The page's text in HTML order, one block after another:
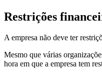
Restrições
A empresa não deve ter
Mesmo que várias
hora em que a empresa tem